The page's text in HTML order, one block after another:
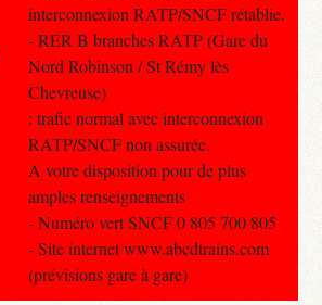
interconnexion RATP/SNCF rétablie.
- RER B branches RATP (Gare du
Nord Robinson / St Rémy lès
Chevreuse)
: trafic normal avec interconnexion
RATP/SNCF non assurée.
A votre disposition pour de plus
amples renseignements
- Numéro vert SNCF 0 805 700 805
- Site internet www.abcdtrains.com
(prévisions gare à gare)